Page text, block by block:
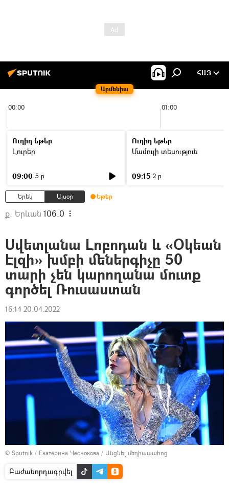
Արմենիա
ՀԱՅ
00:00 01:00
Ուղիղ եթեր
Լուրեր
09:00 5 ր
Ուղիղ եթեր
Մամուլի տեսություն
09:15 2 ր
Երեկ Այսօր Եթեր
ք. Երևան 106.0
Սվետլանա Լոբոդան և «Օկեան
Էլզի» խմբի մեներգիչը 50
տարի չեն կարողանա մուտք
գործել Ռուսաստան
16:14 20.04.2022
© Sputnik / Екатерина Чеснокова / Անցնել մեդիապահոց
Բաժանորդագրվել